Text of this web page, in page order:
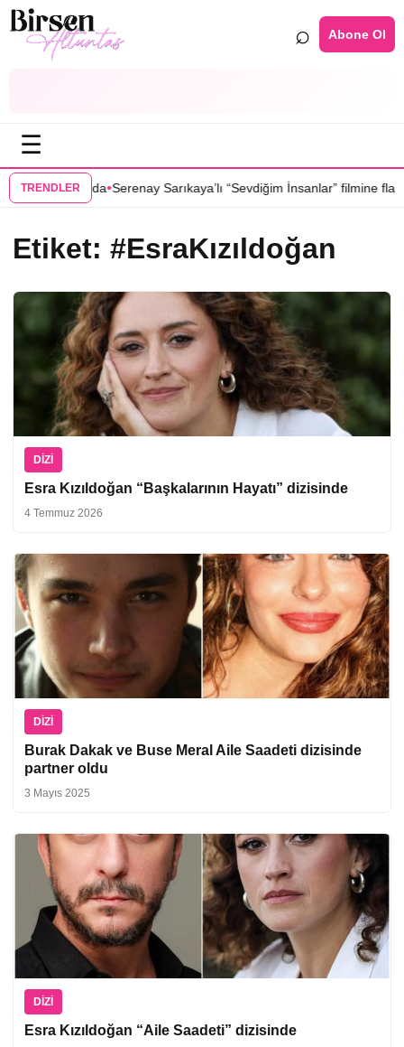
⌕ Abone Ol
☰
TRENDLER
kadrosunda •Serenay Sarıkaya’lı “Sevdiğim İnsanlar” filmine flaş
Etiket: #EsraKızıldoğan
DIZI
Esra Kızıldoğan “Başkalarının Hayatı” dizisinde
4 Temmuz 2026
DIZI
Burak Dakak ve Buse Meral Aile Saadeti dizisinde
partner oldu
3 Mayıs 2025
DIZI
Esra Kızıldoğan “Aile Saadeti” dizisinde